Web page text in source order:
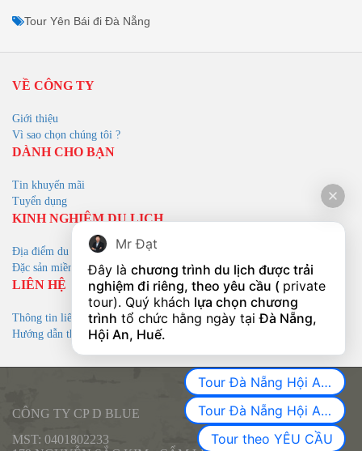
Tour Yên Bái đi Đà Nẵng
VỀ CÔNG TY
Giới thiệu
Vì sao chọn chúng tôi ?
DÀNH CHO BẠN
Tin khuyến mãi
Tuyển dụng
KINH NGHIỆM DU LỊCH
Địa điểm du lịch
Đặc sản miền trung
LIÊN HỆ
Thông tin liên hệ
Hướng dẫn thanh toán
CÔNG TY CP D BLUE
MST: 0401802233
Mr Đạt
Đây là chương trình du lịch được trải
nghiệm đi riêng, theo yêu cầu ( private
tour). Quý khách lựa chọn chương
trình tổ chức hằng ngày tại Đà Nẵng,
Hội An, Huế.
Tour Đà Nẵng Hội An 3 Ngày 2 đêm.
Tour Đà Nẵng Hội An Huế 4 Ngày 3 đêm.
Tour theo YÊU CẦU